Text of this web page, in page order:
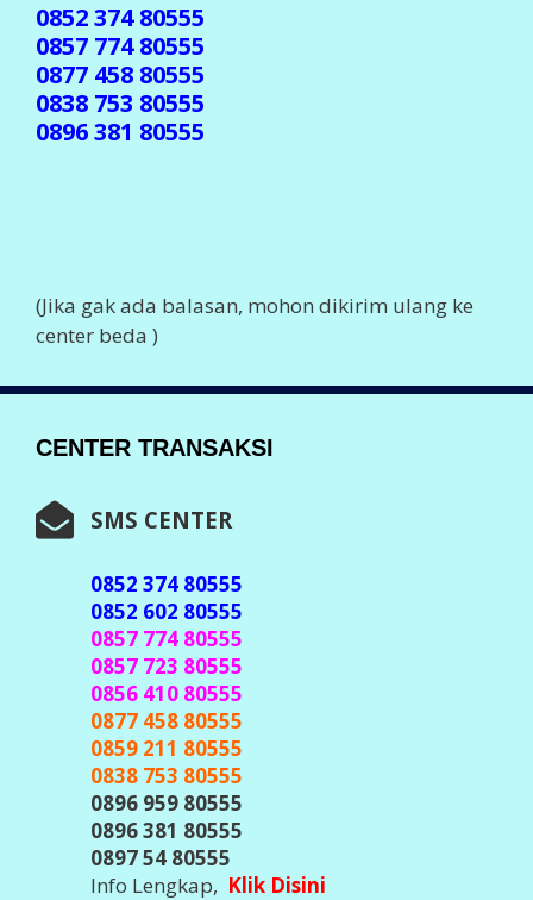
0852 374 80555
0857 774 80555
0877 458 80555
0838 753 80555
0896 381 80555
(Jika gak ada balasan, mohon dikirim ulang ke
center beda )
CENTER TRANSAKSI
SMS CENTER
0852 374 80555
0852 602 80555
0857 774 80555
0857 723 80555
0856 410 80555
0877 458 80555
0859 211 80555
0838 753 80555
0896 959 80555
0896 381 80555
0897 54 80555
Info Lengkap, Klik Disini